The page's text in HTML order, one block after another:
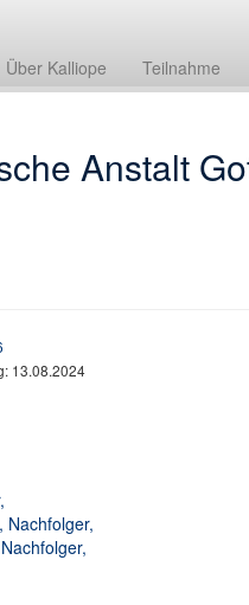
Über Kalliope Teilnahme
Anstalt
13.08.2024
Nachfolger,